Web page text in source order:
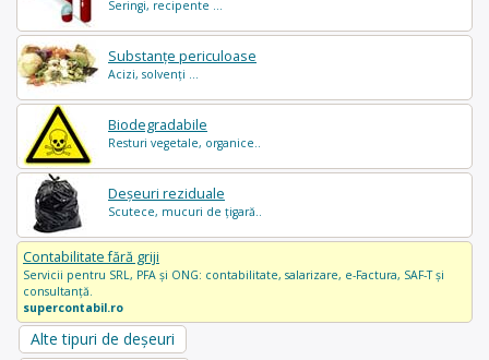
Seringi, recipente ...
Substanțe periculoase
Acizi, solvenți ...
Biodegradabile
Resturi vegetale, organice..
Deșeuri reziduale
Scutece, mucuri de țigară..
Contabilitate fără griji
Servicii pentru SRL, PFA și ONG: contabilitate, salarizare, e-Factura, SAF-T și
consultanță.
supercontabil.ro
Alte tipuri de deșeuri